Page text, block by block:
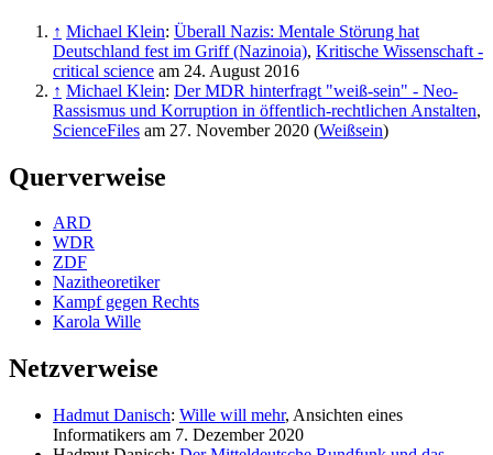
↑ Michael Klein: Überall Nazis: Mentale Störung hat
Deutschland fest im Griff (Nazinoia), Kritische Wissenschaft -
critical science am 24. August 2016
↑ Michael Klein: Der MDR hinterfragt "weiß-sein" - Neo-
Rassismus und Korruption in öffentlich-rechtlichen Anstalten,
ScienceFiles am 27. November 2020 (Weißsein)
Querverweise
ARD
WDR
ZDF
Nazitheoretiker
Kampf gegen Rechts
Karola Wille
Netzverweise
Hadmut Danisch: Wille will mehr, Ansichten eines
Informatikers am 7. Dezember 2020